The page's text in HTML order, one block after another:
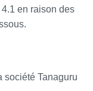
en raison des
société Tanaguru